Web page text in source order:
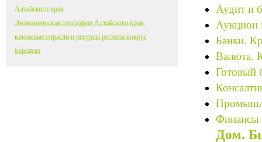
Аудит и
Аукцион
Банки.
Валюта.
Готовый
Финансы
Дом.
Алтайского края
Экономическая география Алтайского края:
ключевые отрасли и ресурсы региона вокруг
Барнаула